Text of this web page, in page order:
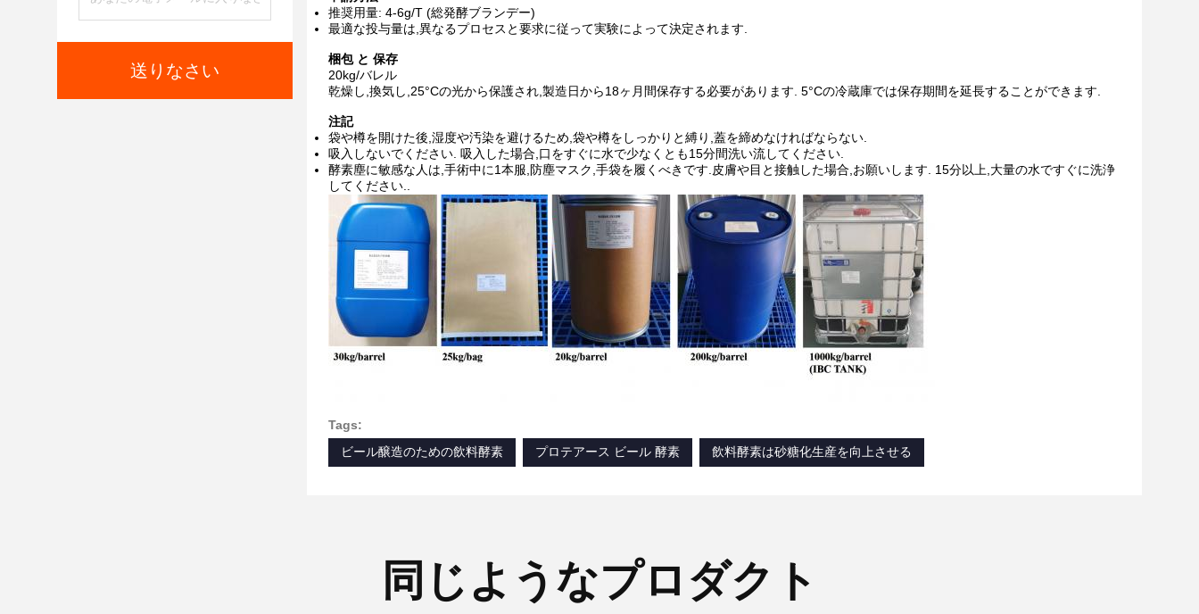
送りなさい
推奨用量: 4-6g/T (総発酵ブランデー)
最適な投与量は,異なるプロセスと要求に従って実験によって決定されます.
梱包 と 保存
20kg/バレル
乾燥し,換気し,25°Cの光から保護され,製造日から18ヶ月間保存する必要があります. 5°Cの冷蔵庫では保存期間を延長することができます.
注記
袋や樽を開けた後,湿度や汚染を避けるため,袋や樽をしっかりと縛り,蓋を締めなければならない.
吸入しないでください. 吸入した場合,口をすぐに水で少なくとも15分間洗い流してください.
酵素塵に敏感な人は,手術中に1本服,防塵マスク,手袋を履くべきです.皮膚や目と接触した場合,お願いします. 15分以上,大量の水ですぐに洗浄
してください..
Tags:
ビール醸造のための飲料酵素
プロテアース ビール 酵素 飲料酵素は砂糖化生産を向上させる
同じようなプロダクト